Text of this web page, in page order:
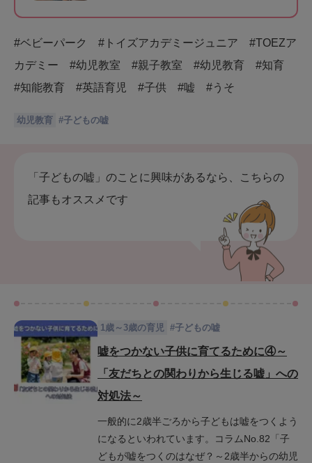
#ベビーパーク #トイズアカデミージュニア #TOEZア
カデミー #幼児教室 #親子教室 #幼児教育 #知育
#知能教育 #英語育児 #子供 #嘘 #うそ
幼児教育 #子どもの嘘
「子どもの嘘」のことに興味があるなら、こちらの
記事もオススメです
1歳～3歳の育児 #子どもの嘘
嘘をつかない子供に育てるために④～
「友だちとの関わりから生じる嘘」への
対処法～
一般的に2歳半ごろから子どもは嘘をつくよう
になるといわれています。コラムNo.82「子
どもが嘘をつくのはなぜ？～2歳半からの幼児